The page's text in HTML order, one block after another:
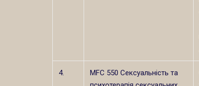
4.
MFC 550 Сексуальність та